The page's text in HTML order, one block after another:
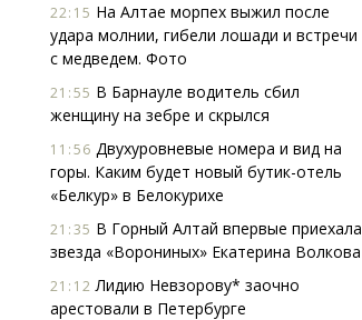
22:15 На Алтае морпех выжил после
удара молнии, гибели лошади и встречи
с медведем. Фото
21:55 В Барнауле водитель сбил
женщину на зебре и скрылся
11:56 Двухуровневые номера и вид на
горы. Каким будет новый бутик-отель
«Белкур» в Белокурихе
21:35 В Горный Алтай впервые приехала
звезда «Ворониных» Екатерина Волкова
21:12 Лидию Невзорову* заочно
арестовали в Петербурге